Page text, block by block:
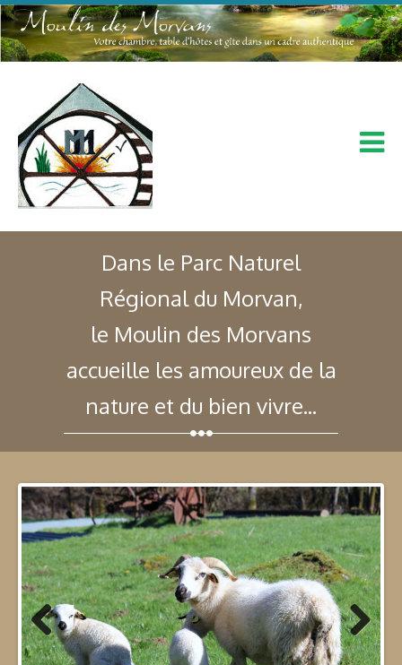
Dans le Parc Naturel
Régional du Morvan,
le Moulin des Morvans
accueille les amoureux de la
nature et du bien vivre...
Previous Next